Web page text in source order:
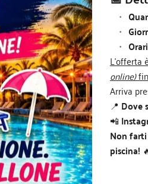
L'offerta
online)
Arriva
📍 Dove
📲
Non
piscina!